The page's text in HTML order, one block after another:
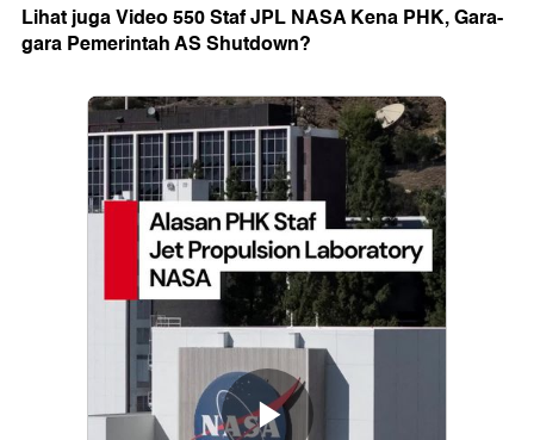
Lihat juga Video 550 Staf JPL NASA Kena PHK, Gara-
gara Pemerintah AS Shutdown?